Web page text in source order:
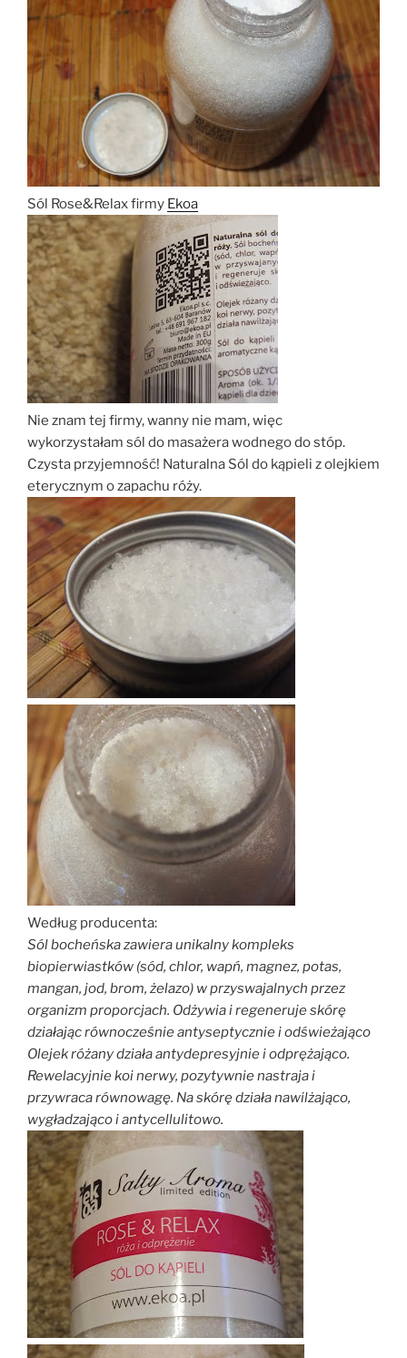
Sól Rose&Relax firmy Ekoa
Nie znam tej firmy, wanny nie mam, więc
wykorzystałam sól do masażera wodnego do stóp.
Czysta przyjemność! Naturalna Sól do kąpieli z olejkiem
eterycznym o zapachu róży.
Według producenta:
Sól bocheńska zawiera unikalny kompleks
biopierwiastków (sód, chlor, wapń, magnez, potas,
mangan, jod, brom, żelazo) w przyswajalnych przez
organizm proporcjach. Odżywia i regeneruje skórę
działając równocześnie antyseptycznie i odświeżająco
Olejek różany działa antydepresyjnie i odprężająco.
Rewelacyjnie koi nerwy, pozytywnie nastraja i
przywraca równowagę. Na skórę działa nawilżająco,
wygładzająco i antycellulitowo.